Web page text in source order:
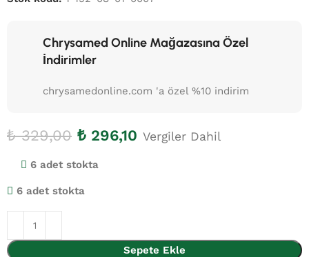
Chrysamed Online Mağazasına Özel
İndirimler
chrysamedonline.com 'a özel %10 indirim
₺329,00 ₺ 296,10 Vergiler Dahil
6 adet stokta
6 adet stokta
Sepete Ekle